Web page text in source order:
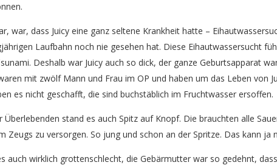
war, dass Juicy eine ganz seltene Krankheit hatte –
Laufbahn noch nie gesehen hat. Diese Eihautwassersucht
Deshalb war Juicy auch so dick, der ganze Geburtsapparat
mit zwölf Mann und Frau im OP und haben um das Leben von
es nicht geschafft, die sind buchstäblich im Fruchtwasser ersoffen.
Überlebenden stand es auch Spitz auf Knopf. Die brauchten alle
Zeugs zu versorgen. So jung und schon an der Spritze. Das kann ja
auch wirklich grottenschlecht, die Gebärmutter war so gedehnt,